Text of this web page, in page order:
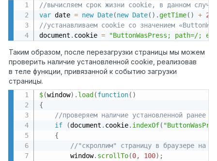
//вычисляем срок жизни cookie, в данном
var date = new Date(new Date( ) .getTime( ) + 2
//устанавливаем cookie со значением
document . cookie = "ButtonWasPress; path=/;
Таким образом, после перезагрузки страницы мы можем
проверить наличие установленной cookie, реализовав
в теле функции, привязанной к событию загрузки
страницы.
$(window) . load (function( )
{
//проверяем наличие установленной ранее
if
(document . cookie. indexOf(
{
//"скроллим" страницу в браузере на
		window
. scrollTo(0, 100) ;